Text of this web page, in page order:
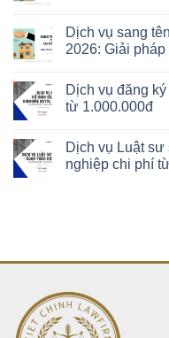
Dịch vụ sang
2026: Giải
Dịch vụ đăng
từ 1.000.000đ
Dịch vụ Luật
nghiệp chi phí